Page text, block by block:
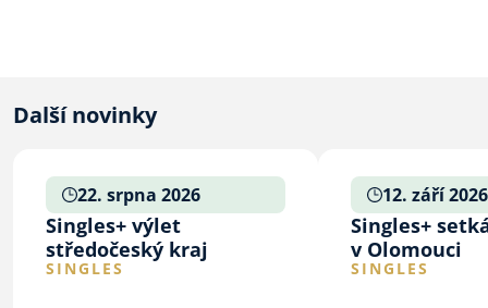
Další novinky
22. srpna 2026
Singles+ výlet
středočeský kraj
SINGLES
12. září 2026
Singles+
v Olomouci
SINGLES